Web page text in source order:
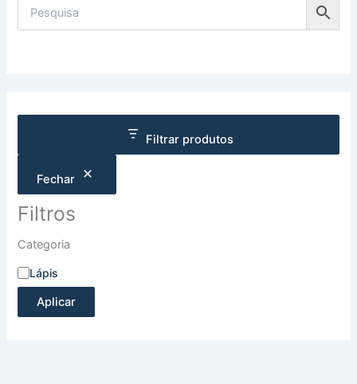
Filtrar produtos
Fechar
Filtros
Categoria
Lápis
Aplicar